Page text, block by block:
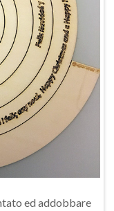
ed addobbare